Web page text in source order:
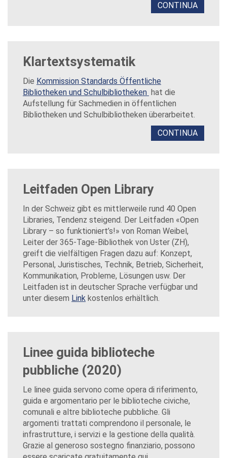
CONTINUA
Klartextsystematik
Die Kommission Standards Öffentliche
Bibliotheken und Schulbibliotheken hat die
Aufstellung für Sachmedien in öffentlichen
Bibliotheken und Schulbibliotheken überarbeitet.
CONTINUA
Leitfaden Open Library
In der Schweiz gibt es mittlerweile rund 40 Open
Libraries, Tendenz steigend. Der Leitfaden «Open
Library – so funktioniert’s!» von Roman Weibel,
Leiter der 365-Tage-Bibliothek von Uster (ZH),
greift die vielfältigen Fragen dazu auf: Konzept,
Personal, Juristisches, Technik, Betrieb, Sicherheit,
Kommunikation, Probleme, Lösungen usw. Der
Leitfaden ist in deutscher Sprache verfügbar und
unter diesem Link kostenlos erhältlich.
Linee guida biblioteche
pubbliche (2020)
Le linee guida servono come opera di riferimento,
guida e argomentario per le biblioteche civiche,
comunali e altre biblioteche pubbliche. Gli
argomenti trattati comprendono il personale, le
infrastrutture, i servizi e la gestione della qualità.
Grazie al generoso sostegno finanziario, possono